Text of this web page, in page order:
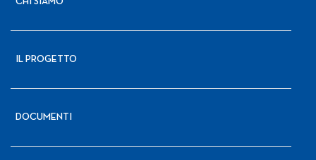
IL PROGETTO
DOCUMENTI